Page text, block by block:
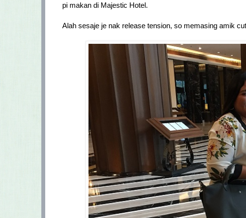
pi makan di Majestic Hotel.
Alah sesaje je nak release tension, so memasing amik